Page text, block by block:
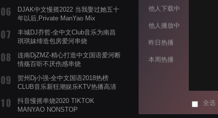
DJAK中文慢摇2022 当我娶过她五十
年以后,Private ManYao Mix
丰城DJ乔哲-全中文Club音乐为南昌
琪琪妹缔造包房爱河串烧
连南DjZMZ-精心打造中文国语爱河断
情殇百听不厌伤感串烧
贺州Dj小强-全中文国语2018热榜
CLUB音乐新狂潮娱乐KTV热播高清
抖音慢摇串烧2020 TIKTOK
MANYAO NONSTOP
他人下载中
他人播放中
昨日热播
本周热播
全选